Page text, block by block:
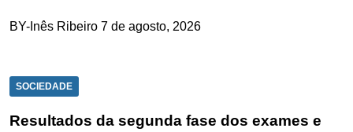
BY-Inês Ribeiro 7 de agosto, 2026
SOCIEDADE
Resultados da segunda fase dos exames e